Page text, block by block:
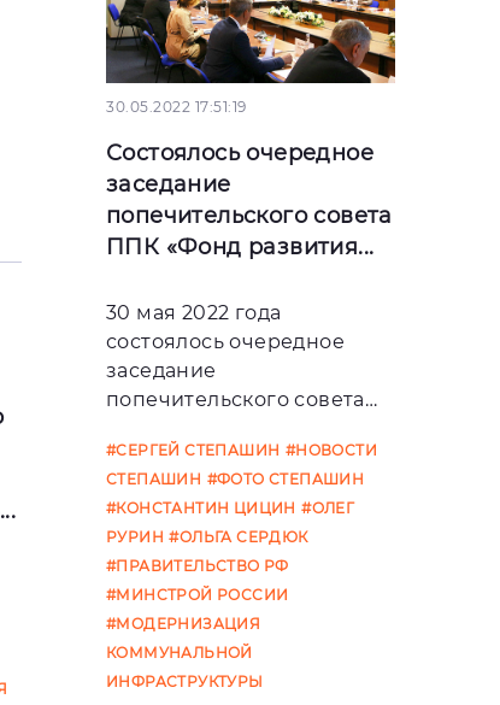
30.05.2022 17:51:19
Состоялось очередное
заседание
попечительского совета
ППК «Фонд развития...
30 мая 2022 года
состоялось очередное
заседание
попечительского совета
компании «Фонд развития
т
#СЕРГЕЙ СТЕПАШИН #НОВОСТИ
СТЕПАШИН #ФОТО СТЕПАШИН
#КОНСТАНТИН ЦИЦИН #ОЛЕГ
РУРИН #ОЛЬГА СЕРДЮК
#ПРАВИТЕЛЬСТВО РФ
#МИНСТРОЙ РОССИИ
#МОДЕРНИЗАЦИЯ
КОММУНАЛЬНОЙ
ИНФРАСТРУКТУРЫ